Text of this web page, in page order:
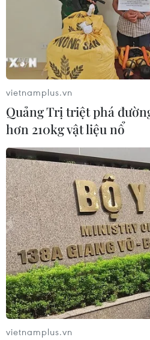
TIN CÙNG CHUYÊN
Thị trường vaccine thế giới
hướng sang người cao tuổi
08/08/2026 15:01
vietnamplus.vn
Quảng Trị triệt phá
hơn 210kg vật liệu nổ
vietnamplus.vn